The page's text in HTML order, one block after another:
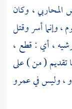
، وكان
، وإنما أسر وقتل
، أي : قطع ،
تقديم ( من ) على
، وليس في عمرو